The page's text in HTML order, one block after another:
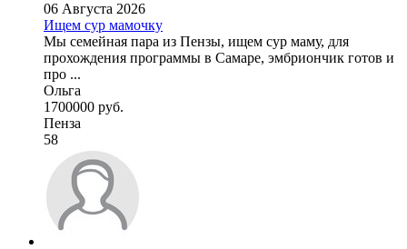
06 Августа 2026
Ищем сур мамочку
Мы семейная пара из Пензы, ищем сур маму, для
прохождения программы в Самаре, эмбриончик готов и
про ...
Ольга
1700000 руб.
Пенза
58